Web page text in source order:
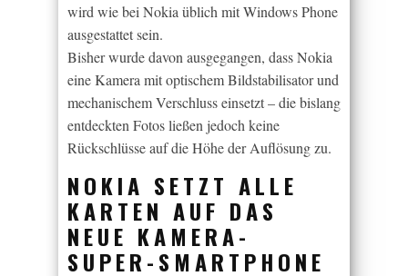
wird wie bei Nokia üblich mit Windows Phone
ausgestattet sein.
Bisher wurde davon ausgegangen, dass Nokia
eine Kamera mit optischem Bildstabilisator und
mechanischem Verschluss einsetzt – die bislang
entdeckten Fotos ließen jedoch keine
Rückschlüsse auf die Höhe der Auflösung zu.
NOKIA SETZT ALLE
KARTEN AUF DAS
NEUE KAMERA-
SUPER-SMARTPHONE